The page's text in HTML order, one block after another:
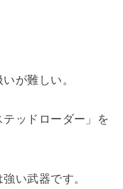
が難しい。
ッドローダー」を
い武器です。